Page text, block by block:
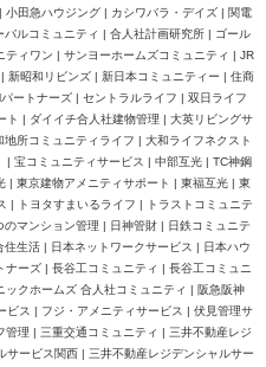
田急ハウジング | カシワバラ・デイズ | 関電
ルコミュニティ | 合人社計画研究所 | ゴール
ィワン | サンヨーホームズコミュニティ | JR
新昭和リビンズ | 新日本コミュニティー | 住商
ートナーズ | セントラルライフ | 双日ライフ
ト | ダイイチ合人社建物管理 | 大英リビングサ
所コミュニティライフ | 大和ライフネクスト
| 宝コミュニティサービス | 中部互光 | TC神鋼
| 東京建物アメニティサポート | 東福互光 | 東
| トヨタすまいるライフ | トラストコミュニテ
マンション管理 | 日神管財 | 日鉄コミュニテ
生活 | 日本ネットワークサービス | 日本ハウ
ーズ | 長谷工コミュニティ | 長谷工コミュニ
クホームズ 合人社コミュニティ | 阪急阪神
ビス | フジ・アメニティサービス | 伏見管理サ
理 | 三重交通コミュニティ | 三井不動産レジ
ービス関西 | 三井不動産レジデンシャルサー